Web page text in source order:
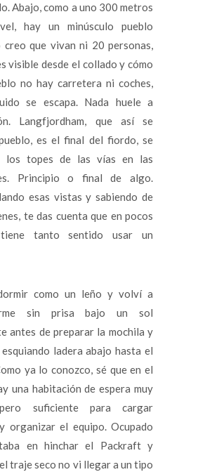
Abajo, como a uno 300 metros
hay un minúsculo pueblo
creo que vivan ni 20 personas,
visible desde el collado y cómo
no hay carretera ni coches,
se escapa. Nada huele a
Langfjordham, que así se
es el final del fiordo, se
los topes de las vías en las
Principio o final de algo.
esas vistas y sabiendo de
te das cuenta que en pocos
tanto sentido usar un
como un leño y volví a
sin prisa bajo un sol
antes de preparar la mochila y
esquiando ladera abajo hasta el
ya lo conozco, sé que en el
una habitación de espera muy
suficiente para cargar
organizar el equipo. Ocupado
en hinchar el Packraft y
traje seco no vi llegar a un tipo